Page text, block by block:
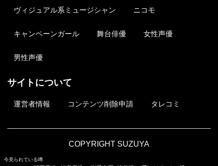
ヴィジュアル系ミュージシャン ニコモ
キャンペーンガール 舞台俳優 女性声優
男性声優
サイトについて
運営者情報 コンテンツ削除申請 タレコミ
COPYRIGHT SUZUYA
今見られている噂